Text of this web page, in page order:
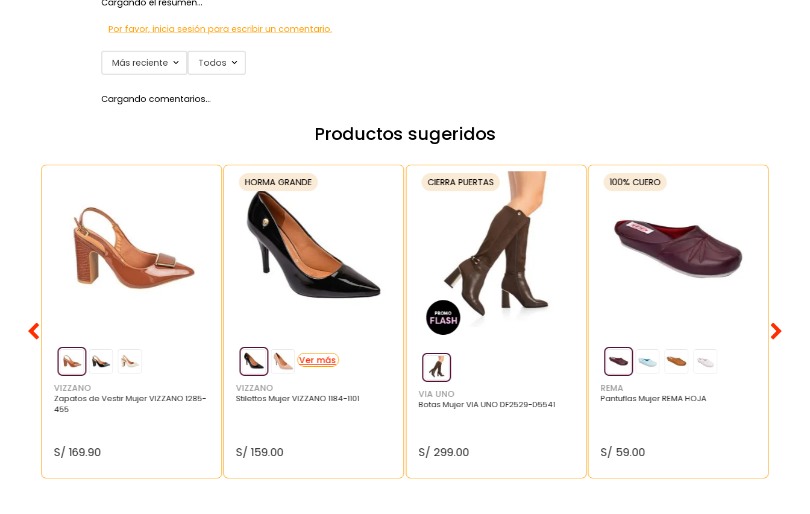
7.
via uno
8.
balerinas
10. zapatilla mujer
Por favor, inicia sesión para escribir un comentario.
Más reciente Todos
Cargando comentarios…
Productos sugeridos
VIZZANO
Zapatos de Vestir Mujer VIZZANO 1285-
455
S/ 169.90
HORMA GRANDE
VIZZANO
Stilettos Mujer VIZZANO 1184-1101
S/ 159.00
CIERRA PUERTAS
VIA UNO
Botas Mujer VIA UNO DF2529-D5541
S/ 299.00
100% CUERO
REMA
Pantuflas Mujer REMA HOJA
S/ 59.00